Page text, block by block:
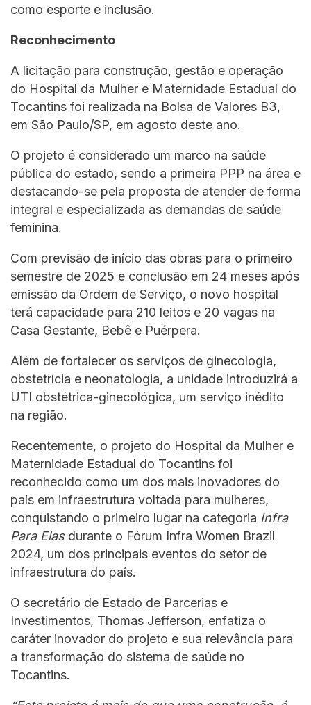
como esporte e inclusão.
Reconhecimento
A licitação para construção, gestão e operação
do Hospital da Mulher e Maternidade Estadual do
Tocantins foi realizada na Bolsa de Valores B3,
em São Paulo/SP, em agosto deste ano.
O projeto é considerado um marco na saúde
pública do estado, sendo a primeira PPP na área e
destacando-se pela proposta de atender de forma
integral e especializada as demandas de saúde
feminina.
Com previsão de início das obras para o primeiro
semestre de 2025 e conclusão em 24 meses após
emissão da Ordem de Serviço, o novo hospital
terá capacidade para 210 leitos e 20 vagas na
Casa Gestante, Bebê e Puérpera.
Além de fortalecer os serviços de ginecologia,
obstetrícia e neonatologia, a unidade introduzirá a
UTI obstétrica-ginecológica, um serviço inédito
na região.
Recentemente, o projeto do Hospital da Mulher e
Maternidade Estadual do Tocantins foi
reconhecido como um dos mais inovadores do
país em infraestrutura voltada para mulheres,
conquistando o primeiro lugar na categoria Infra
Para Elas durante o Fórum Infra Women Brazil
2024, um dos principais eventos do setor de
infraestrutura do país.
O secretário de Estado de Parcerias e
Investimentos, Thomas Jefferson, enfatiza o
caráter inovador do projeto e sua relevância para
a transformação do sistema de saúde no
Tocantins.